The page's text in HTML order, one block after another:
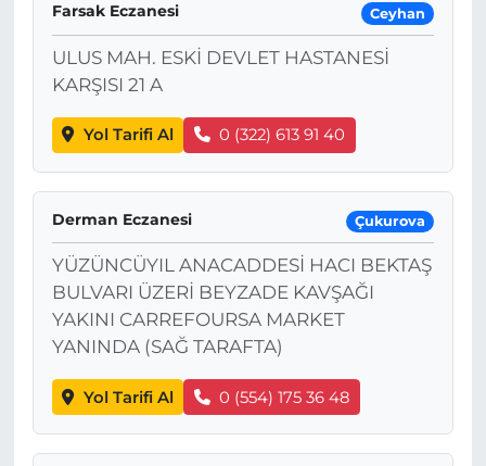
Farsak Eczanesi Ceyhan
ULUS MAH. ESKİ DEVLET HASTANESİ
KARŞISI 21 A
Yol Tarifi Al 0 (322) 613 91 40
Derman Eczanesi Çukurova
YÜZÜNCÜYIL ANACADDESİ HACI BEKTAŞ
BULVARI ÜZERİ BEYZADE KAVŞAĞI
YAKINI CARREFOURSA MARKET
YANINDA (SAĞ TARAFTA)
Yol Tarifi Al 0 (554) 175 36 48